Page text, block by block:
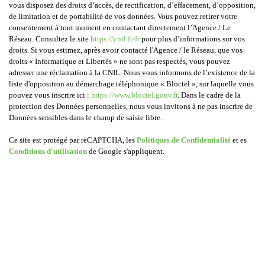
vous disposez des droits d’accès, de rectification, d’effacement, d’opposition,
de limitation et de portabilité de vos données. Vous pouvez retirer votre
consentement à tout moment en contactant directement l’Agence / Le
Réseau. Consultez le site https://cnil.fr/frpour plus d’informations sur vos
droits. Si vous estimez, après avoir contacté l'Agence / le Réseau, que vos
droits « Informatique et Libertés » ne sont pas respectés, vous pouvez
adresser une réclamation à la CNIL. Nous vous informons de l’existence de la
liste d'opposition au démarchage téléphonique « Bloctel », sur laquelle vous
pouvez vous inscrire ici : https://www.bloctel.gouv.fr. Dans le cadre de la
protection des Données personnelles, nous vous invitons à ne pas inscrire de
Données sensibles dans le champ de saisie libre.
Ce site est protégé par reCAPTCHA, les Politiques de Confidentialité et es
Conditions d'utilisation de Google s'appliquent.